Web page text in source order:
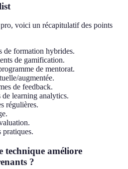
voici un récapitulatif des points
de formation hybrides.
de gamification.
de mentorat.
augmentée.
de feedback.
learning analytics.
régulières.
pratiques.
technique améliore
?